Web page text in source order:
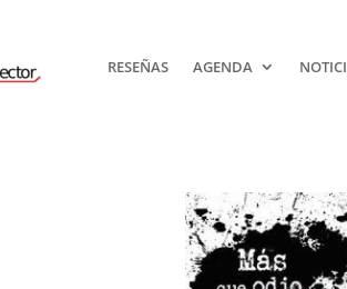
RESEÑAS AGENDA